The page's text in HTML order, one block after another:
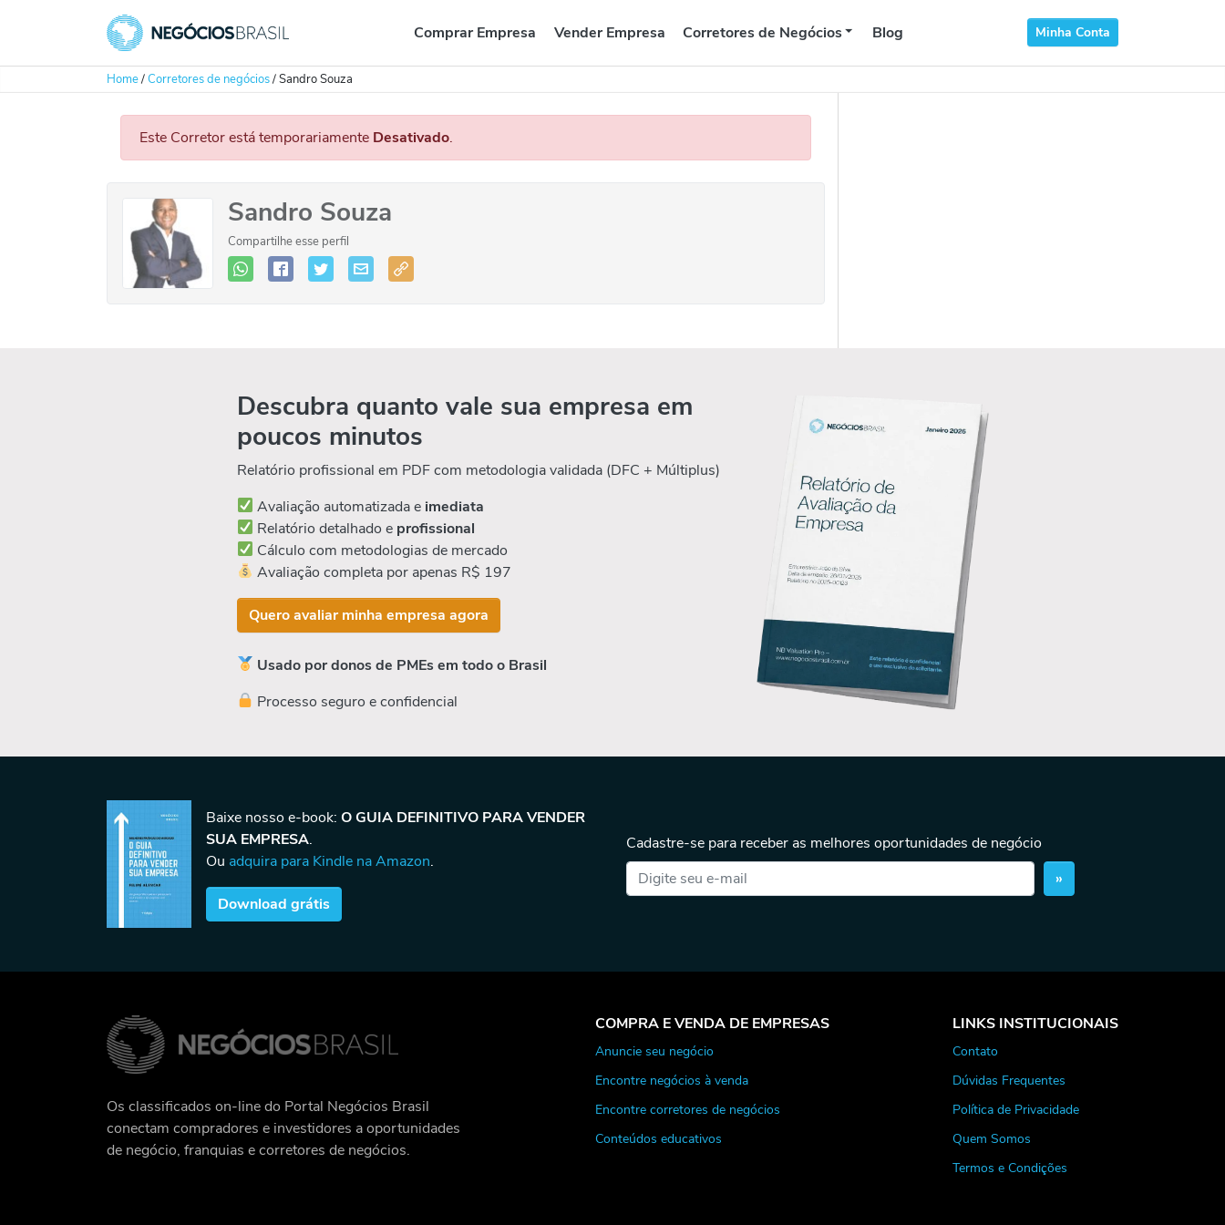
Comprar Empresa Vender Empresa Corretores de Negócios Blog Minha Conta
Home/Corretores de negócios/Sandro Souza
Este Corretor está temporariamente Desativado.
Sandro Souza
Compartilhe esse perfil
Descubra quanto vale sua empresa em
poucos minutos
Relatório profissional em PDF com metodologia validada (DFC + Múltiplus)
Avaliação automatizada e imediata
Relatório detalhado e profissional
Cálculo com metodologias de mercado
Avaliação completa por apenas R$ 197
Quero avaliar minha empresa agora
Usado por donos de PMEs em todo o Brasil
Processo seguro e confidencial
Baixe nosso e-book: O GUIA DEFINITIVO PARA VENDER
SUA EMPRESA.
Ou adquira para Kindle na Amazon.
Download grátis
Cadastre-se para receber as melhores oportunidades de negócio
»
Os classificados on-line do Portal Negócios Brasil
conectam compradores e investidores a oportunidades
de negócio, franquias e corretores de negócios.
COMPRA E VENDA DE EMPRESAS
Anuncie seu negócio
Encontre negócios à venda
Encontre corretores de negócios
Conteúdos educativos
LINKS INSTITUCIONAIS
Contato
Dúvidas Frequentes
Política de Privacidade
Quem Somos
Termos e Condições